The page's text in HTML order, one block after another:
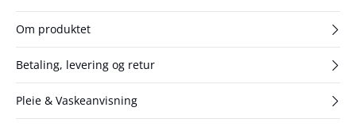
Om produktet
Betaling, levering og retur
Pleie & Vaskeanvisning